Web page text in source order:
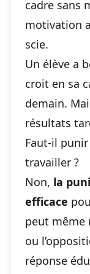
cadre sans
motivation
scie.
Un élève a
croit en sa
demain.
résultats
Faut-il
travailler ?
Non, la
efficace
peut même
ou
réponse